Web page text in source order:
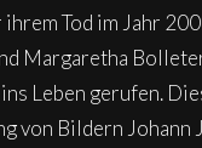
ihrem Tod im Jahr
Margaretha
Leben gerufen.
von Bildern Johann